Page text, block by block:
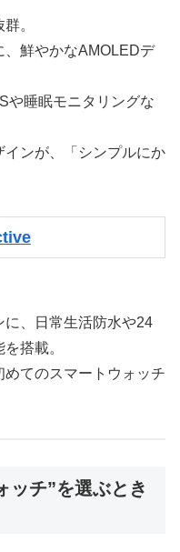
。
、鮮やかなAMOLEDデ
や睡眠モニタリングな
ンが、「シンプルにか
、日常生活防水や24
搭載。
てのスマートウォッチ
ッチ”を選ぶとき